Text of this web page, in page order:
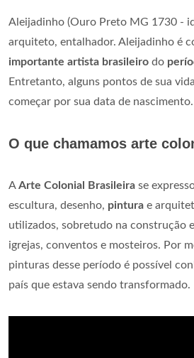
Aleijadinho (Ouro Preto MG 1730 -
arquiteto, entalhador. Aleijadinho é
importante artista brasileiro do
Entretanto, alguns pontos de sua
começar por sua data de nascimento.
O que chamamos arte
AArte Colonial Brasileira se
escultura, desenho, pintura e
utilizados, sobretudo na construção
igrejas, conventos e mosteiros. Por
pinturas desse período é possível
país que estava sendo transformado.